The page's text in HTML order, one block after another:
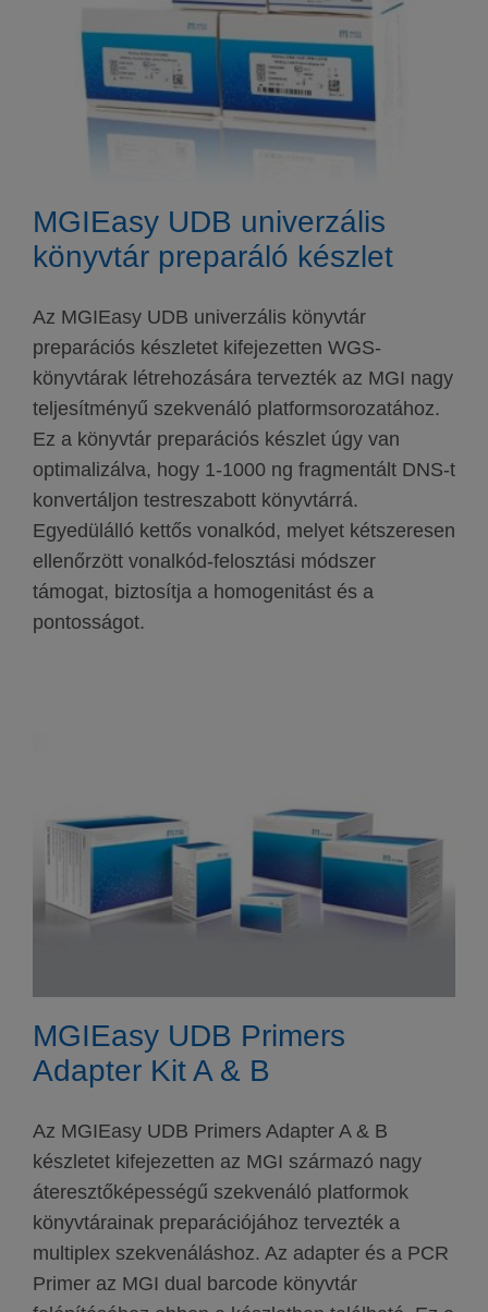
MGIEasy UDB univerzális
könyvtár preparáló készlet
Az MGIEasy UDB univerzális könyvtár
preparációs készletet kifejezetten WGS-
könyvtárak létrehozására tervezték az MGI nagy
teljesítményű szekvenáló platformsorozatához.
Ez a könyvtár preparációs készlet úgy van
optimalizálva, hogy 1-1000 ng fragmentált DNS-t
konvertáljon testreszabott könyvtárrá.
Egyedülálló kettős vonalkód, melyet kétszeresen
ellenőrzött vonalkód-felosztási módszer
támogat, biztosítja a homogenitást és a
pontosságot.
MGIEasy UDB Primers
Adapter Kit A & B
Az MGIEasy UDB Primers Adapter A & B
készletet kifejezetten az MGI származó nagy
áteresztőképességű szekvenáló platformok
könyvtárainak preparációjához tervezték a
multiplex szekvenáláshoz. Az adapter és a PCR
Primer az MGI dual barcode könyvtár